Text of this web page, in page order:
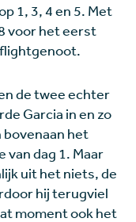
1, 3, 4 en 5. Met
voor het eerst
de twee echter
Garcia in en zo
bovenaan het
van dag 1. Maar
uit het niets, de
hij terugviel
moment ook het